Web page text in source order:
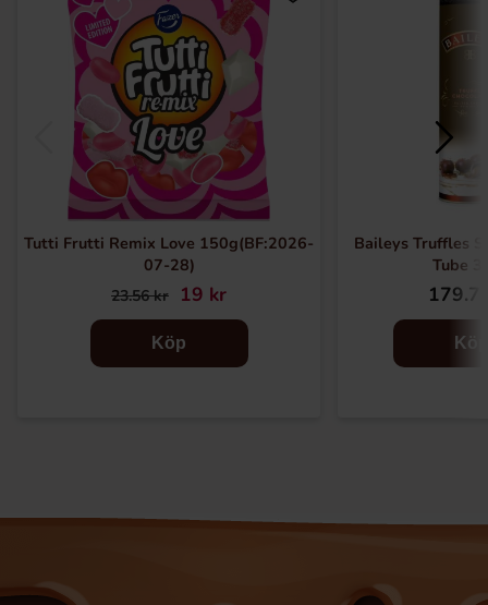
Tutti Frutti Remix Love 150g(BF:2026-
07-28)
23.56 kr 19 kr
Köp
Baileys Truffles
Tube
Köp